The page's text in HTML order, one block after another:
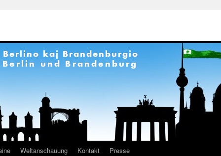
Weltanschauung Kontakt Presse